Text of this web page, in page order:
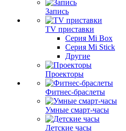
Запись
TV приставки
Серия Mi Box
Серия Mi Stick
Другие
Проекторы
Фитнес-браслеты
Умные смарт-часы
Детские часы